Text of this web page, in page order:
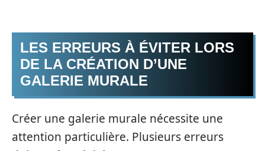
LES ERREURS À ÉVITER LORS
DE LA CRÉATION D’UNE
GALERIE MURALE
Créer une galerie murale nécessite une
attention particulière. Plusieurs erreurs